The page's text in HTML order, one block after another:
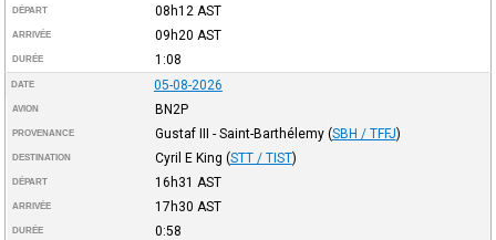
DÉPART 08h12 AST
ARRIVÉE 09h20 AST
DURÉE 1:08
DATE 05-08-2026
AVION BN2P
PROVENANCE Gustaf III - Saint-Barthélemy (SBH / TFFJ)
DESTINATION Cyril E King (STT / TIST)
DÉPART 16h31 AST
ARRIVÉE 17h30 AST
DURÉE 0:58